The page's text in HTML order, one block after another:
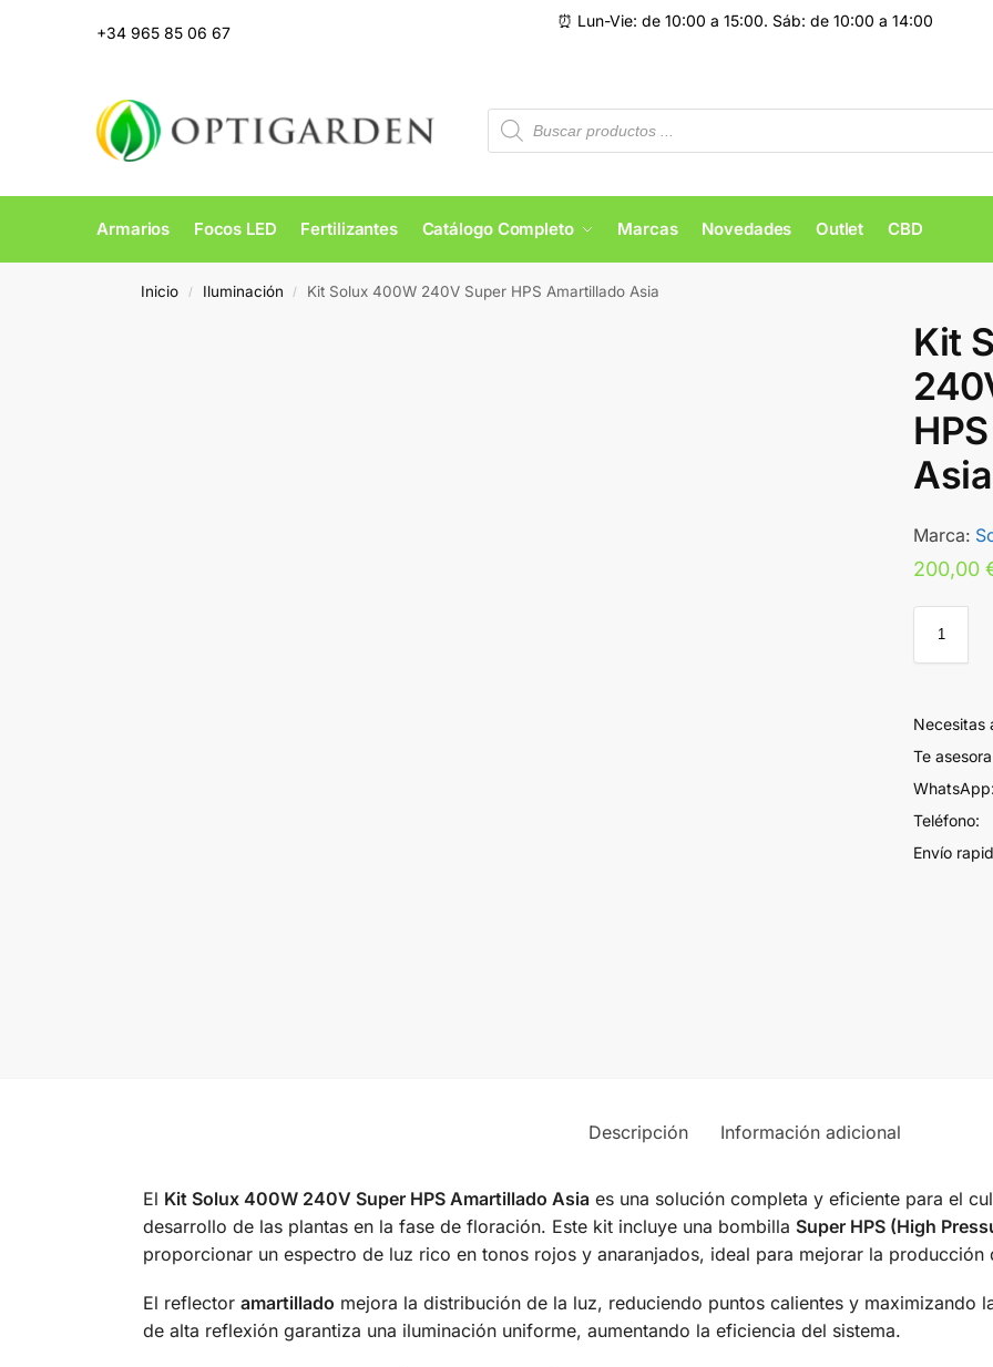
+34 965 85 06 67
⏰ Lun-Vie: de 10:00 a 15:00. Sáb: de 10:00 a 14:00
Armarios Focos LED Fertilizantes Catálogo Completo Marcas Novedades Outlet CBD
Inicio / Iluminación / Kit Solux 400W 240V Super HPS Amartillado Asia
Kit
Asia
Marca:
200,00
Necesitas
Te
Teléfono:
Envío
Descripción Información adicional
El Kit Solux 400W 240V Super HPS Amartillado Asiaes una solución completa y eficiente para el
desarrollo de las plantas en la fase de floración. Este kit incluye una bombilla Super HPS (High
proporcionar un espectro de luz rico en tonos rojos y anaranjados, ideal para mejorar la
El reflector amartillado mejora la distribución de la luz, reduciendo puntos calientes y maximizando
de alta reflexión garantiza una iluminación uniforme, aumentando la eficiencia del sistema.